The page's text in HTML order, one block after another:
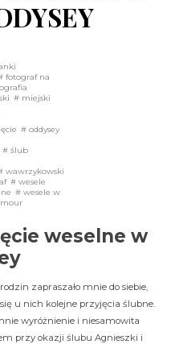
fotograf na
# miejski
# oddysey
# ślub
wawrzykowski
# wesele
# wesele w
weselne w
zapraszało mnie do siebie,
u nich kolejne przyjęcia ślubne.
wyróżnienie i niesamowita
przy okazji ślubu Agnieszki i